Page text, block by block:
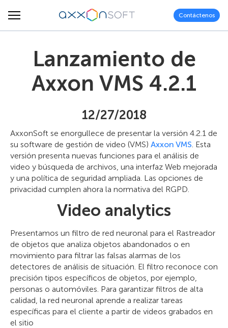
Contáctenos
Lanzamiento de
Axxon VMS 4.2.1
12/27/2018
AxxonSoft se enorgullece de presentar la versión 4.2.1 de
su software de gestión de video (VMS) Axxon VMS. Esta
versión presenta nuevas funciones para el análisis de
video y búsqueda de archivos, una interfaz Web mejorada
y una política de seguridad ampliada. Las opciones de
privacidad cumplen ahora la normativa del RGPD.
Video analytics
Presentamos un filtro de red neuronal para el Rastreador
de objetos que analiza objetos abandonados o en
movimiento para filtrar las falsas alarmas de los
detectores de análisis de situación. El filtro reconoce con
precisión tipos específicos de objetos, por ejemplo,
personas o automóviles. Para garantizar filtros de alta
calidad, la red neuronal aprende a realizar tareas
específicas para el cliente a partir de videos grabados en
el sitio